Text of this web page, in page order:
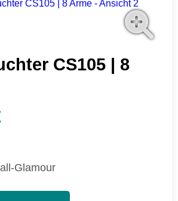
CS105 | 8
Glamour